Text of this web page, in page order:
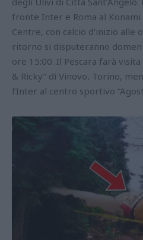
fronte Inter e Roma al
Centre, con calcio d’inizio alle
ritorno si disputeranno
ore 15:00. Il Pescara farà visita
& Ricky” di Vinovo, Torino,
l’Inter al centro sportivo